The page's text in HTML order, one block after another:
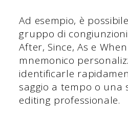
Ad esempio, è
gruppo di congiunzioni
After, Since, As e
mnemonico
identificarle
saggio a tempo o una
editing professionale.